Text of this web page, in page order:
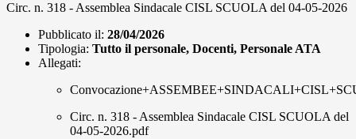
Circ. n. 318 - Assemblea Sindacale CISL SCUOLA del 04-05-2026
Pubblicato il: 28/04/2026
Tipologia: Tutto il personale, Docenti, Personale ATA
Allegati:
Circ. n. 318 - Assemblea Sindacale CISL SCUOLA del
04-05-2026.pdf